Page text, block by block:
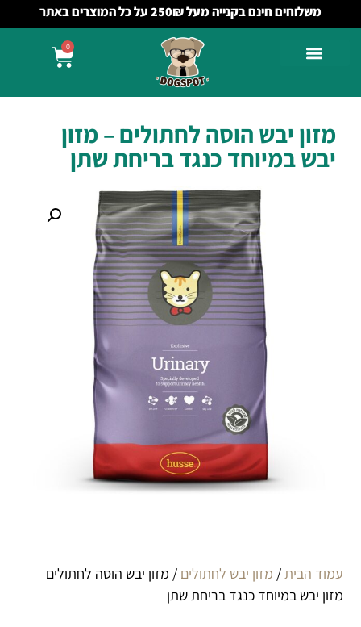
משלוחים חינם בקנייה מעל 250₪ על כל המוצרים באתר
0
מזון יבש הוסה לחתולים – מזון
יבש במיוחד כנגד בריחת שתן
עמוד הבית/ מזון יבש לחתולים / מזון יבש הוסה לחתולים –
מזון יבש במיוחד כנגד בריחת שתן